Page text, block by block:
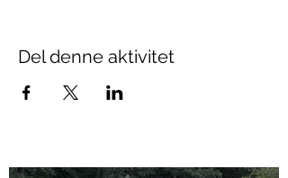
Del denne aktivitet